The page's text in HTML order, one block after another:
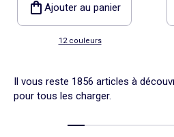
Ajouter au panier
12 couleurs
Il vous reste 1856 articles à
pour tous les charger.